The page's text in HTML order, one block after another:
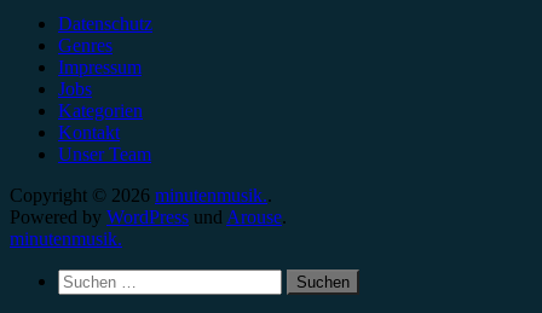
Datenschutz
Genres
Impressum
Jobs
Kategorien
Kontakt
Unser Team
Copyright © 2026 minutenmusik..
Powered by WordPress und Arouse.
minutenmusik.
Suchen
nach: